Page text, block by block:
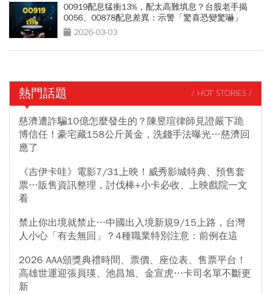
00919配息猛衝13%，配太高難填息？台股老手揭
0056、00878配息差異：示警「驚喜恐變驚嚇」
2026-03-03
熱門話題 / HOT STORIES /
慈濟遭詐騙10億怎麼發生的？陳昱瑄律師見證嚴下跪
博信任！豪宅藏158公斤黃金，洗錢手法曝光…慈濟回
應了
《吉伊卡哇》電影7/31上映！威秀影城特典、預售套
票…販售資訊整理，討伐棒+小卡必收、上映戲院一文
看
禁止你出境就禁止…中國出入境新規9/15上路，台灣
人小心「有去無回」？4種職業特別注意：前例在這
2026 AAA頒獎典禮時間、票價、座位表、售票平台！
高雄世運迎張員瑛、池昌旭、金宣虎…卡司名單不斷更
新